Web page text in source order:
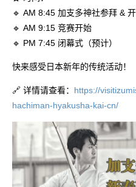
🔹 AM 8:45 加支多神社参拜 &
🔹 AM 9:15 竞赛开始
🔹 PM 7:45 闭幕式（预计）
快来感受日本新年的传统活动！
🔗 详情请查看： https://
hachiman-hyakusha-kai-cn/